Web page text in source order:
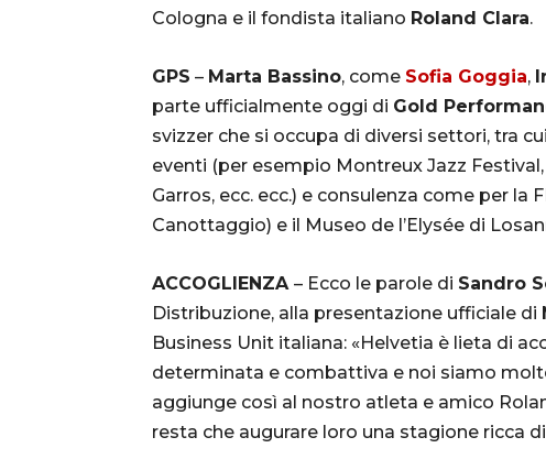
Cologna e il fondista italiano Roland Clara.
GPS – Marta Bassino, come Sofia Goggia,
parte ufficialmente oggi di Gold
svizzer che si occupa di diversi settori, tra
eventi (per esempio Montreux Jazz
Garros, ecc. ecc.) e consulenza come per la
Canottaggio) e il Museo de l’Elysée di
ACCOGLIENZA – Ecco le parole di Sandro
Distribuzione, alla presentazione ufficiale di
Business Unit italiana: «Helvetia è lieta di
determinata e combattiva e noi siamo
aggiunge così al nostro atleta e amico
resta che augurare loro una stagione ricca